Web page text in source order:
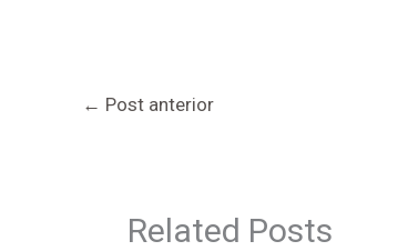
← Post anterior
Related Posts